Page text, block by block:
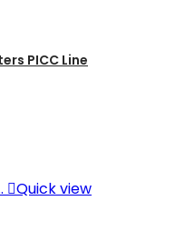
PICC Line
Quick view